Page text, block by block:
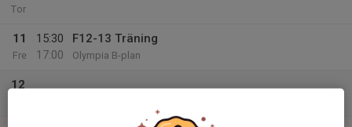
Tor
11
Fre
15:30
17:00
F12-13 Träning
Olympia B-plan
12